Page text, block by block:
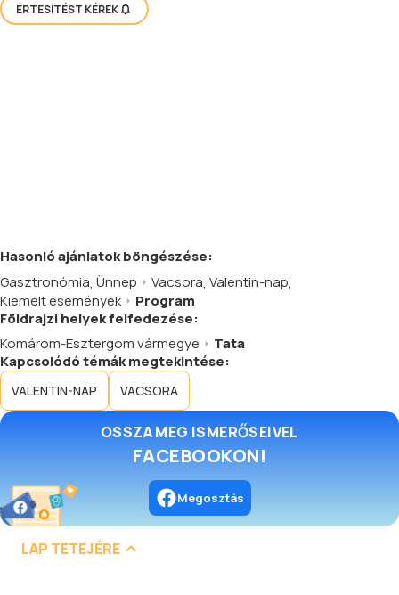
ÉRTESÍTÉST KÉREK
Hasonlóajánlatokböngészése:
Gasztronómia, Ünnep Vacsora, Valentin-nap,
Kiemelt események
Program
Földrajzi helyek felfedezése:
Komárom-Esztergom vármegye
Tata
Kapcsolódó témák megtekintése:
VALENTIN-NAP VACSORA
OSSZA MEG ISMERŐSEIVEL
FACEBOOKON!
Megosztás
LAP TETEJÉRE